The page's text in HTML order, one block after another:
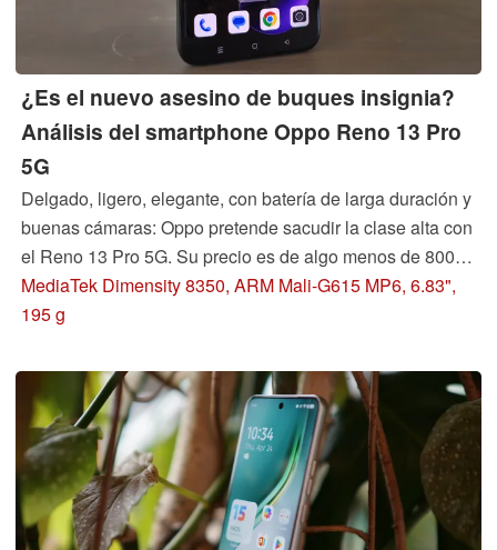
¿Es el nuevo asesino de buques insignia?
Análisis del smartphone Oppo Reno 13 Pro
5G
Delgado, ligero, elegante, con batería de larga duración y
buenas cámaras: Oppo pretende sacudir la clase alta con
el Reno 13 Pro 5G. Su precio es de algo menos de 800
euros (unos 900 dólares), pero el teléfono ya está
disponible por menos en Internet. Pero, ¿es suficiente
MediaTek Dimensity 8350, ARM Mali-G615 MP6, 6.83",
195 g